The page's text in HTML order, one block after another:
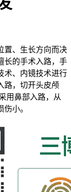
置、生长方向而决
长的手术入路，手
术、内镜技术进行
路，切开头皮颅
用鼻部入路，从
小。